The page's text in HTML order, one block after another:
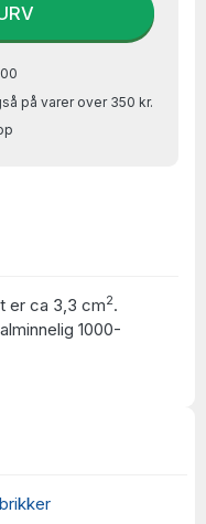
på varer over 350 kr.
er ca 3,3 cm2.
1000-